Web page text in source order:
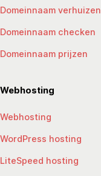
Domeinnaam verhuizen
Domeinnaam checken
Domeinnaam prijzen
Webhosting
Webhosting
WordPress hosting
LiteSpeed hosting